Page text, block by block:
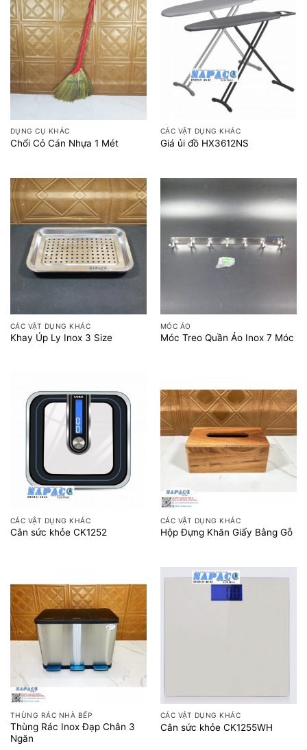
DỤNG CỤ KHÁC
Chổi Cỏ Cán Nhựa 1 Mét
CÁC VẬT DỤNG KHÁC
Giá ủi đồ HX3612NS
CÁC VẬT DỤNG KHÁC
Khay Úp Ly Inox 3 Size
MÓC ÁO
Móc Treo Quần Áo Inox 7 Móc
CÁC VẬT DỤNG KHÁC
Cân sức khỏe CK1252
CÁC VẬT DỤNG KHÁC
Hộp Đựng Khăn Giấy Bằng Gỗ
THÙNG RÁC NHÀ BẾP
Thùng Rác Inox Đạp Chân 3
Ngăn
CÁC VẬT DỤNG KHÁC
Cân sức khỏe CK1255WH